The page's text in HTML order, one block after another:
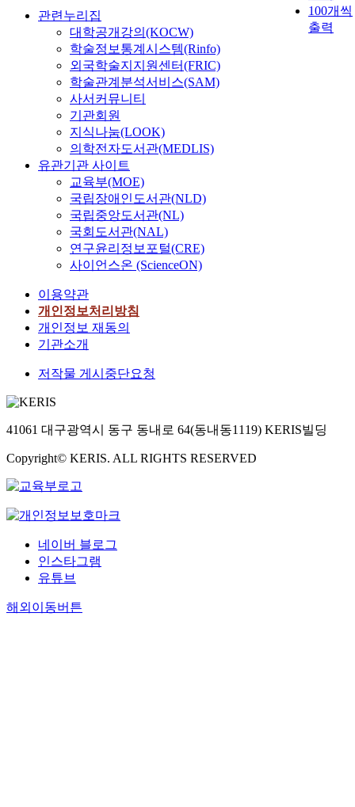
100개씩
출력
관련누리집
대학공개강의(KOCW)
학술정보통계시스템(Rinfo)
외국학술지지원센터(FRIC)
학술관계분석서비스(SAM)
사서커뮤니티
기관회원
지식나눔(LOOK)
의학전자도서관(MEDLIS)
유관기관 사이트
교육부(MOE)
국립장애인도서관(NLD)
국립중앙도서관(NL)
국회도서관(NAL)
연구윤리정보포털(CRE)
사이언스온 (ScienceON)
이용약관
개인정보처리방침
개인정보 재동의
기관소개
저작물 게시중단요청
41061 대구광역시 동구 동내로 64(동내동1119) KERIS빌딩
Copyright© KERIS. ALL RIGHTS RESERVED
네이버 블로그
인스타그램
유튜브
해외이동버튼